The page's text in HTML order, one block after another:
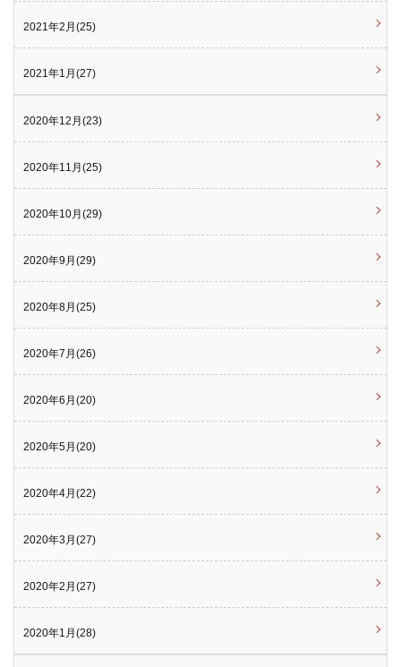
2021年2月(25)
2021年1月(27)
2020年12月(23)
2020年11月(25)
2020年10月(29)
2020年9月(29)
2020年8月(25)
2020年7月(26)
2020年6月(20)
2020年5月(20)
2020年4月(22)
2020年3月(27)
2020年2月(27)
2020年1月(28)